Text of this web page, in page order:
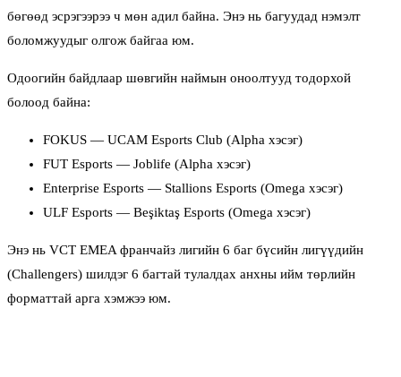
бөгөөд эсрэгээрээ ч мөн адил байна. Энэ нь багуудад нэмэлт
боломжуудыг олгож байгаа юм.
Одоогийн байдлаар шөвгийн наймын оноолтууд тодорхой
болоод байна:
FOKUS — UCAM Esports Club (Alpha хэсэг)
FUT Esports — Joblife (Alpha хэсэг)
Enterprise Esports — Stallions Esports (Omega хэсэг)
ULF Esports — Beşiktaş Esports (Omega хэсэг)
Энэ нь VCT EMEA франчайз лигийн 6 баг бүсийн лигүүдийн
(Challengers) шилдэг 6 багтай тулалдах анхны ийм төрлийн
форматтай арга хэмжээ юм.